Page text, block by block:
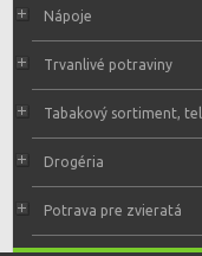
Nápoje
Trvanlivé potraviny
Tabakový sortiment,
Drogéria
Potrava pre zvieratá